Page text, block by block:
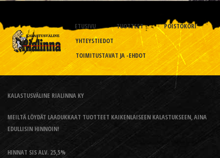
ETUSIVU TUOTTEET
POISTOKORI
YHTEYSTIEDOT
TOIMITUSTAVAT JA -EHDOT
KALASTUSVÄLINE RIALINNA KY
MEILTÄ LÖYDÄT LAADUKKAAT TUOTTEET KAIKENLAISEEN KALASTUKSEEN, AINA
EDULLISIN HINNOIN!
HINNAT SIS ALV. 25,5%